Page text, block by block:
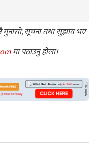
गुनासो, सूचना तथा सुझाव भए
मा पठाउनु होला।